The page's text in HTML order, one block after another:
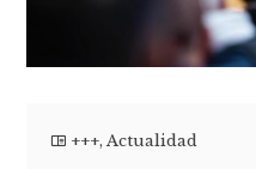
+++,Actualidad